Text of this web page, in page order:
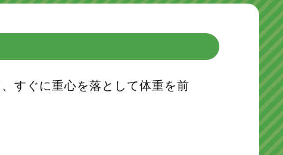
すぐに重心を落として体重を前